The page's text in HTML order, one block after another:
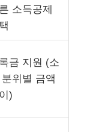
소득공제
금 지원 (소
위별 금액
)